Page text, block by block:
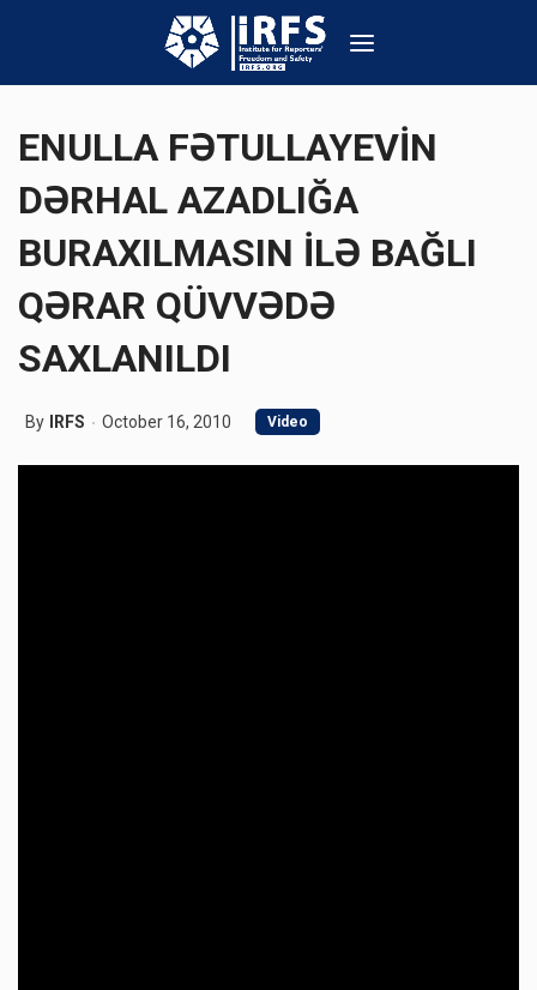
ENULLA FƏTULLAYEVİN
DƏRHAL AZADLIĞA
BURAXILMASIN İLƏ BAĞLI
QƏRAR QÜVVƏDƏ
SAXLANILDI
By IRFS October 16, 2010 Video